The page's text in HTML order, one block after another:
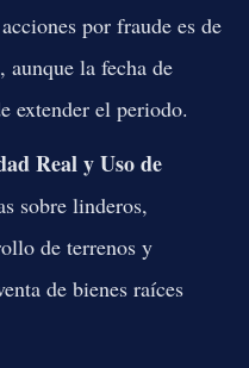
por fraude es de
la fecha de
extender el periodo.
Real y Uso de
sobre linderos,
de terrenos y
de bienes raíces